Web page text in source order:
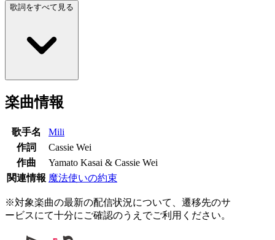
歌詞をすべて見る
楽曲情報
歌手名
Mili
作詞
Cassie Wei
作曲
Yamato Kasai & Cassie Wei
関連情報 魔法使いの約束
※対象楽曲の最新の配信状況について、遷移先のサ
ービスにて十分にご確認のうえでご利用ください。